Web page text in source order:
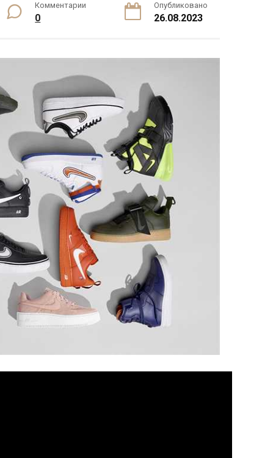
Комментарии
0
Опубликовано
26.08.2023